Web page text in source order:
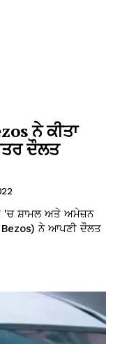
ਨੇ ਕੀਤਾ
ਦੌਲਤ
'ਚ ਸ਼ਾਮਲ ਅਤੇ ਅਮੇਜ਼ਨ
ਨੇ ਆਪਣੀ ਦੌਲਤ